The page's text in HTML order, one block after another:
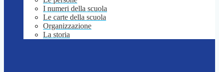
I numeri della scuola
Le carte della scuola
Organizzazione
La storia